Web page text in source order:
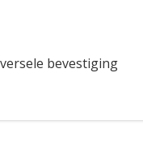
bevestiging